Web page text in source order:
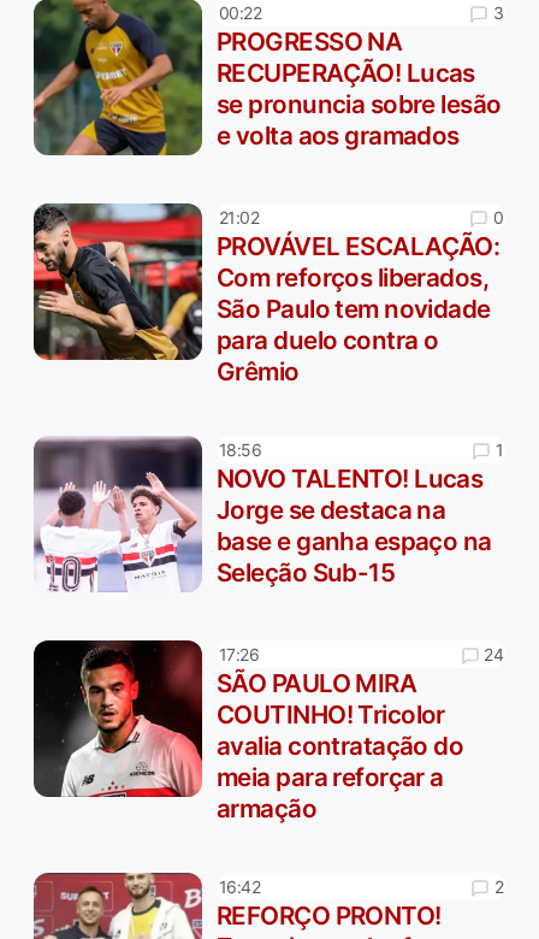
00:22 3
PROGRESSO NA
RECUPERAÇÃO! Lucas
se pronuncia sobre lesão
e volta aos gramados
21:02 0
PROVÁVEL ESCALAÇÃO:
Com reforços liberados,
São Paulo tem novidade
para duelo contra o
Grêmio
18:56 1
NOVO TALENTO! Lucas
Jorge se destaca na
base e ganha espaço na
Seleção Sub-15
17:26 24
SÃO PAULO MIRA
COUTINHO! Tricolor
avalia contratação do
meia para reforçar a
armação
16:42 2
REFORÇO PRONTO!